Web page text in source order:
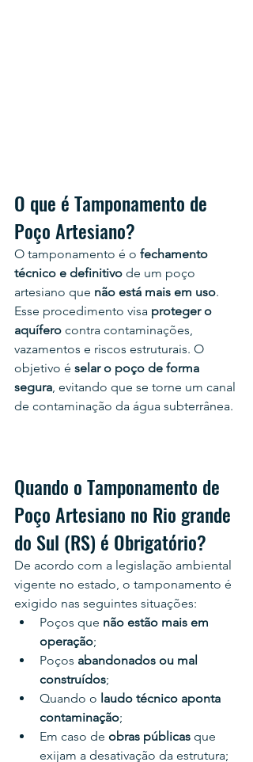
O que é Tamponamento de
Poço Artesiano?
O tamponamento é o fechamento
técnico e definitivo de um poço
artesiano que não está mais em uso.
Esse procedimento visa proteger o
aquífero contra contaminações,
vazamentos e riscos estruturais. O
objetivo é selar o poço de forma
segura, evitando que se torne um canal
de contaminação da água subterrânea.
Quando o Tamponamento de
Poço Artesiano no Rio grande
do Sul (RS) é Obrigatório?
De acordo com a legislação ambiental
vigente no estado, o tamponamento é
exigido nas seguintes situações:
Poços que não estão mais em
operação;
Poços abandonados ou mal
construídos;
Quando o laudo técnico aponta
contaminação;
Em caso de obras públicas que
exijam a desativação da estrutura;